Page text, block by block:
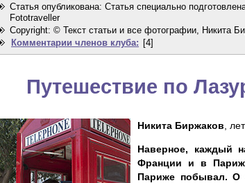
Статья опубликована: Статья специально
Fototraveller
Copyright: © Текст статьи и все фотографии, Никита
Комментарии членов клуба: [4]
Путешествие по
Никита Биржаков ,
Наверное, каждый
Франции и в
Париже побывал. О